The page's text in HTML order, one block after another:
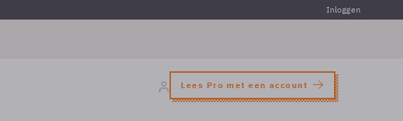
Inloggen
Lees Pro met een account